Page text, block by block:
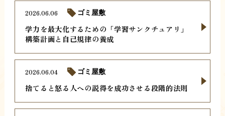
学力を最大化するための「学習サンクチュアリ」
構築計画と自己規律の養成
2026.06.06 ゴミ屋敷
捨てると怒る人への説得を成功させる段階的法則
2026.06.04 ゴミ屋敷